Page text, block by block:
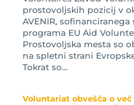
prostovoljskih pozicij v
AVENIR, sofinanciranega
programa EU Aid
Prostovoljska mesta so
na spletni strani
Tokrat so...
Voluntariat obvešča o